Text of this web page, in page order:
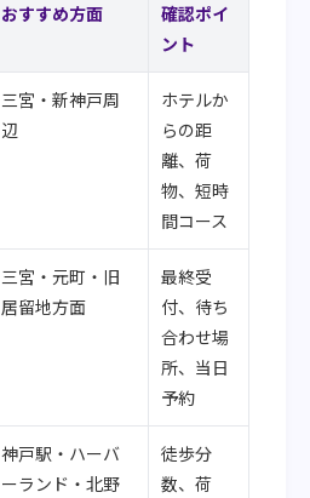
おすすめ方面
確認ポイ
ント
三宮・新神戸周
辺
ホテルか
らの距
離、荷
物、短時
間コース
三宮・元町・旧
居留地方面
最終受
付、待ち
合わせ場
所、当日
予約
神戸駅・ハーバ
ーランド・北野
徒歩分
数、荷